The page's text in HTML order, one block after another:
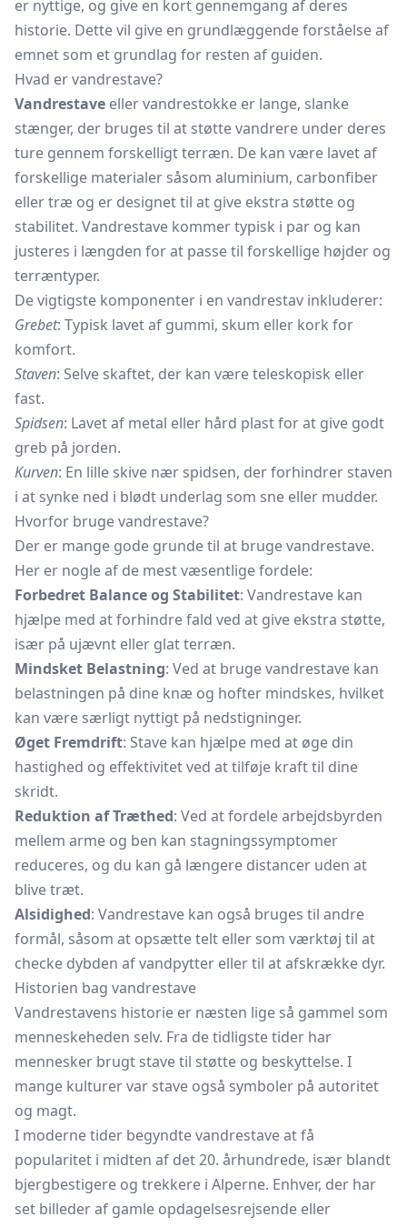
er nyttige, og give en kort gennemgang af deres
historie. Dette vil give en grundlæggende forståelse af
emnet som et grundlag for resten af guiden.
Hvad er vandrestave?
Vandrestave eller vandrestokke er lange, slanke
stænger, der bruges til at støtte vandrere under deres
ture gennem forskelligt terræn. De kan være lavet af
forskellige materialer såsom aluminium, carbonfiber
eller træ og er designet til at give ekstra støtte og
stabilitet. Vandrestave kommer typisk i par og kan
justeres i længden for at passe til forskellige højder og
terræntyper.
De vigtigste komponenter i en vandrestav inkluderer:
Grebet: Typisk lavet af gummi, skum eller kork for
komfort.
Staven: Selve skaftet, der kan være teleskopisk eller
fast.
Spidsen: Lavet af metal eller hård plast for at give godt
greb på jorden.
Kurven: En lille skive nær spidsen, der forhindrer staven
i at synke ned i blødt underlag som sne eller mudder.
Hvorfor bruge vandrestave?
Der er mange gode grunde til at bruge vandrestave.
Her er nogle af de mest væsentlige fordele:
Forbedret Balance og Stabilitet: Vandrestave kan
hjælpe med at forhindre fald ved at give ekstra støtte,
især på ujævnt eller glat terræn.
Mindsket Belastning: Ved at bruge vandrestave kan
belastningen på dine knæ og hofter mindskes, hvilket
kan være særligt nyttigt på nedstigninger.
Øget Fremdrift: Stave kan hjælpe med at øge din
hastighed og effektivitet ved at tilføje kraft til dine
skridt.
Reduktion af Træthed: Ved at fordele arbejdsbyrden
mellem arme og ben kan stagningssymptomer
reduceres, og du kan gå længere distancer uden at
blive træt.
Alsidighed: Vandrestave kan også bruges til andre
formål, såsom at opsættetelt eller som værktøj til at
checke dybden af vandpytter eller til at afskrække dyr.
Historien bag vandrestave
Vandrestavens historie er næsten lige så gammel som
menneskeheden selv. Fra de tidligste tider har
mennesker brugt stave til støtte og beskyttelse. I
mange kulturer var stave også symboler på autoritet
og magt.
I moderne tider begyndte vandrestave at få
popularitet i midten af det 20. århundrede, især blandt
bjergbestigere og trekkere i Alperne. Enhver, der har
set billeder af gamle opdagelsesrejsende eller